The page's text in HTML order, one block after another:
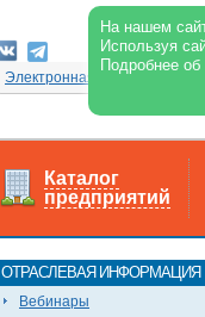
На нашем
Используя
Подробнее
Электронная версия
Каталог
предприятий
ОТРАСЛЕВАЯ ИНФОРМАЦИЯ
Вебинары